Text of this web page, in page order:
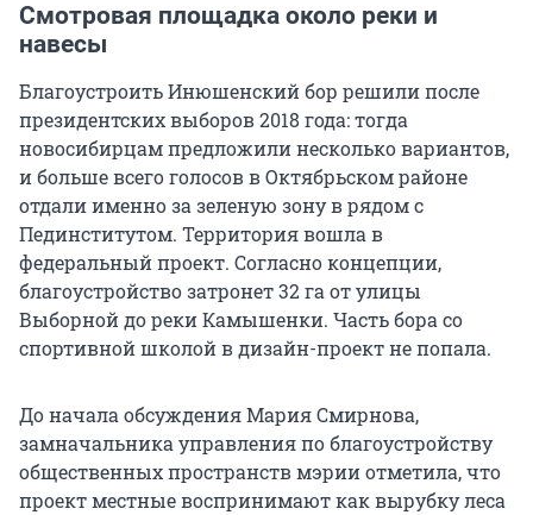
Смотровая площадка около реки и
навесы
Благоустроить Инюшенский бор решили после
президентских выборов 2018 года: тогда
новосибирцам предложили несколько вариантов,
и больше всего голосов в Октябрьском районе
отдали именно за зеленую зону в рядом с
Пединститутом. Территория вошла в
федеральный проект. Согласно концепции,
благоустройство затронет 32 га от улицы
Выборной до реки Камышенки. Часть бора со
спортивной школой в дизайн-проект не попала.
До начала обсуждения Мария Смирнова,
замначальника управления по благоустройству
общественных пространств мэрии отметила, что
проект местные воспринимают как вырубку леса